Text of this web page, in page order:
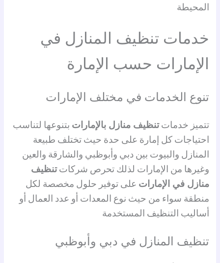
المحيطة
خدمات تنظيف المنازل في
الإمارات حسب الإمارة
تنوع الخدمات في مختلف الإمارات
تتميز خدماتتنظيف منازل بالإمارات بتنوعها لتناسب
احتياجات كل إمارة على حدة حيث تختلف طبيعة
المنازل والبيوت بين دبي وأبوظبي والشارقة والعين
وغيرها من الإمارات لذلك تحرص شركاتتنظيف
منازل في الإمارات على توفير حلول مخصصة لكل
منطقة سواء من حيث نوع المعدات أو عدد العمال أو
أساليب التنظيف المستخدمة
تنظيف المنازل في دبي وأبوظبي